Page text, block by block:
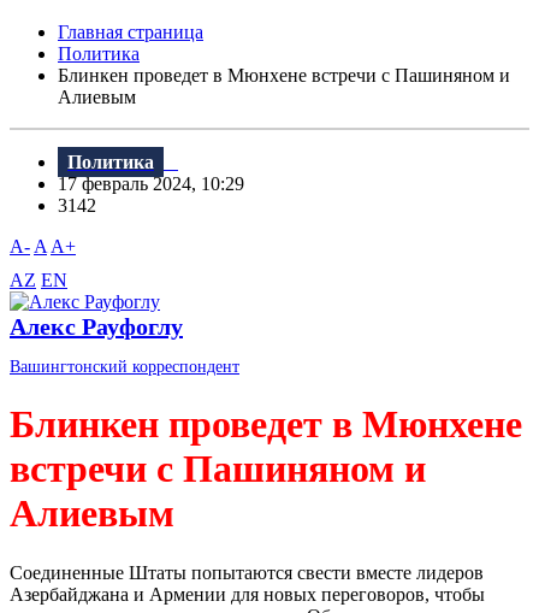
Главная страница
Политика
Блинкен проведет в Мюнхене встречи с Пашиняном и
Алиевым
Политика
17 февраль 2024, 10:29
3142
A- A A+
AZ EN
Алекс Рауфоглу
Вашингтонский корреспондент
Блинкен проведет в Мюнхене
встречи с Пашиняном и
Алиевым
Соединенные Штаты попытаются свести вместе лидеров
Азербайджана и Армении для новых переговоров, чтобы